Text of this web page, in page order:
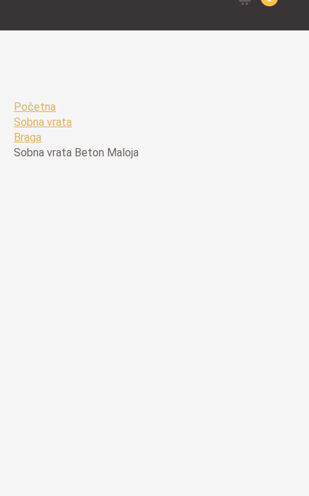
Početna
Sobna vrata
Braga
Sobna vrata Beton Maloja